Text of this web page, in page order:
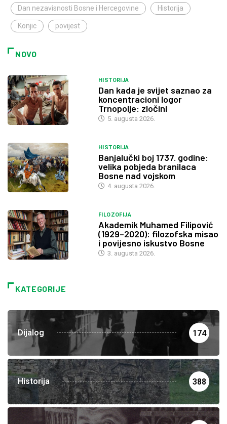
Dan nezavisnosti Bosne i Hercegovine Historija
Konjic povijest
NOVO
HISTORIJA
Dan kada je svijet saznao za
koncentracioni logor
Trnopolje: zločini
5. augusta 2026.
HISTORIJA
Banjalučki boj 1737. godine:
velika pobjeda branilaca
Bosne nad vojskom
4. augusta 2026.
FILOZOFIJA
Akademik Muhamed Filipović
(1929–2020): filozofska misao
i povijesno iskustvo Bosne
3. augusta 2026.
KATEGORIJE
Dijalog 174
Historija 388